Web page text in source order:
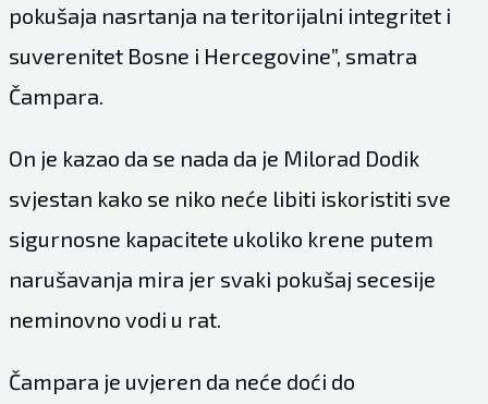
pokušaja nasrtanja na teritorijalni integritet i
suverenitet Bosne i Hercegovine”, smatra
Čampara.
On je kazao da se nada da je Milorad Dodik
svjestan kako se niko neće libiti iskoristiti sve
sigurnosne kapacitete ukoliko krene putem
narušavanja mira jer svaki pokušaj secesije
neminovno vodi u rat.
Čampara je uvjeren da neće doći do